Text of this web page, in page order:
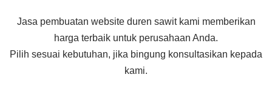
Jasa pembuatan website duren sawit kami memberikan
harga terbaik untuk perusahaan Anda.
Pilih sesuai kebutuhan, jika bingung konsultasikan kepada
kami.